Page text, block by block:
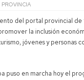
PROVINCIA
del portal provincial
la inclusión
jóvenes y personas
puso en marcha hoy el